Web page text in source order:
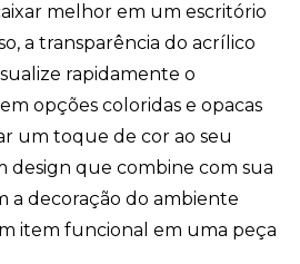
melhor em um escritório
a transparência do acrílico
rapidamente o
opções coloridas e opacas
um toque de cor ao seu
design que combine com sua
a decoração do ambiente
item funcional em uma peça